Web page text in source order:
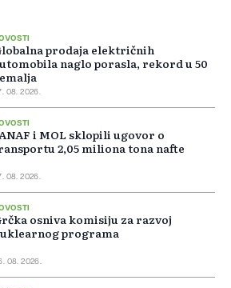
prodaja električnih
naglo porasla, rekord u 50
08. 2026.
i MOL sklopili ugovor o
2,05 miliona tona nafte
08. 2026.
osniva komisiju za razvoj
programa
08. 2026.